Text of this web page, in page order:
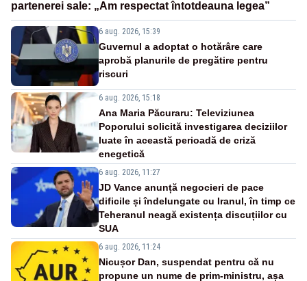
partenerei sale: „Am respectat întotdeauna legea”
6 aug. 2026, 15:39
Guvernul a adoptat o hotărâre care
aprobă planurile de pregătire pentru
riscuri
6 aug. 2026, 15:18
Ana Maria Păcuraru: Televiziunea
Poporului solicită investigarea deciziilor
luate în această perioadă de criză
enegetică
6 aug. 2026, 11:27
JD Vance anunță negocieri de pace
dificile și îndelungate cu Iranul, în timp ce
Teheranul neagă existența discuțiilor cu
SUA
6 aug. 2026, 11:24
Nicușor Dan, suspendat pentru că nu
propune un nume de prim-ministru, așa